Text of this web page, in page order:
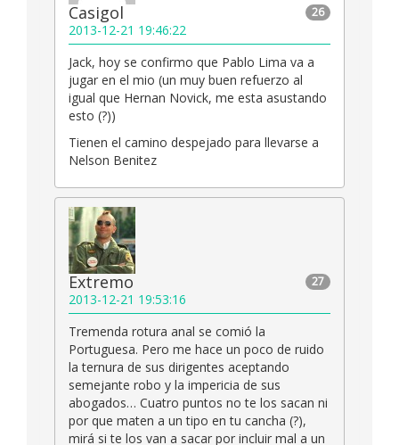
26
Casigol
2013-12-21 19:46:22
Jack, hoy se confirmo que Pablo Lima va a
jugar en el mio (un muy buen refuerzo al
igual que Hernan Novick, me esta asustando
esto (?))
Tienen el camino despejado para llevarse a
Nelson Benitez
27
Extremo
2013-12-21 19:53:16
Tremenda rotura anal se comió la
Portuguesa. Pero me hace un poco de ruido
la ternura de sus dirigentes aceptando
semejante robo y la impericia de sus
abogados… Cuatro puntos no te los sacan ni
por que maten a un tipo en tu cancha (?),
mirá si te los van a sacar por incluir mal a un